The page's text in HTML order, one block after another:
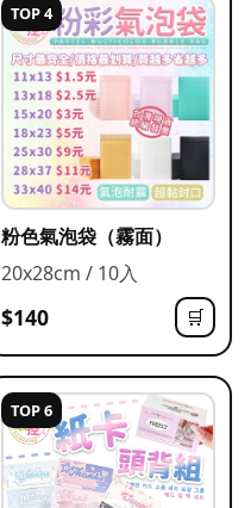
TOP 4
粉色氣泡袋（霧面）
20x28cm / 10入
$140 🛒
TOP 6